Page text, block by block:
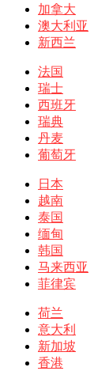
加拿大
澳大利亚
新西兰
法国
瑞士
西班牙
瑞典
丹麦
葡萄牙
日本
越南
泰国
缅甸
韩国
马来西亚
菲律宾
荷兰
意大利
新加坡
香港